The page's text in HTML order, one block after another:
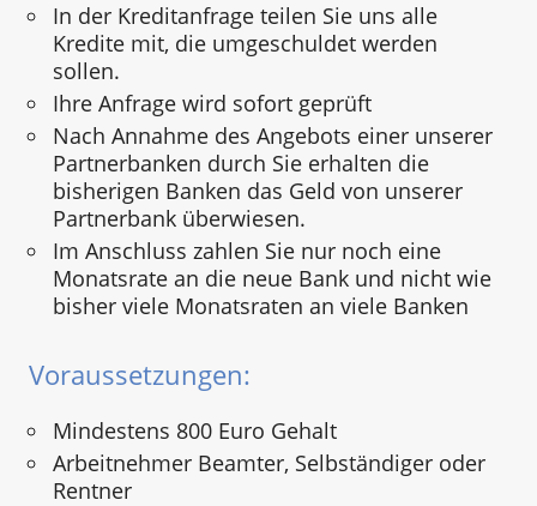
In der Kreditanfrage teilen Sie uns alle
Kredite mit, die umgeschuldet werden
sollen.
Ihre Anfrage wird sofort geprüft
Nach Annahme des Angebots einer unserer
Partnerbanken durch Sie erhalten die
bisherigen Banken das Geld von unserer
Partnerbank überwiesen.
Im Anschluss zahlen Sie nur noch eine
Monatsrate an die neue Bank und nicht wie
bisher viele Monatsraten an viele Banken
Voraussetzungen:
Mindestens 800 Euro Gehalt
Arbeitnehmer Beamter, Selbständiger oder
Rentner